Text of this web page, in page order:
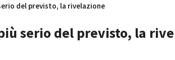
del previsto, la rivelazione
serio del previsto, la